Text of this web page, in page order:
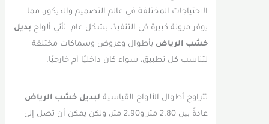
الاحتياجات المختلفة في عالم التصميم والديكور، مما
يوفر مرونة كبيرة في التنفيذ، بشكل عام تأتي ألواحبديل
خشب الرياضبأطوال وعروض وسماكات مختلفة
لتناسب كل تطبيق، سواء كان داخليًا أم خارجيًا.
تتراوح أطوال الألواح القياسيةلبديل خشب الرياض
عادةً بين 2.80 متر و2.90 متر، ولكن يمكن أن تصل إلى